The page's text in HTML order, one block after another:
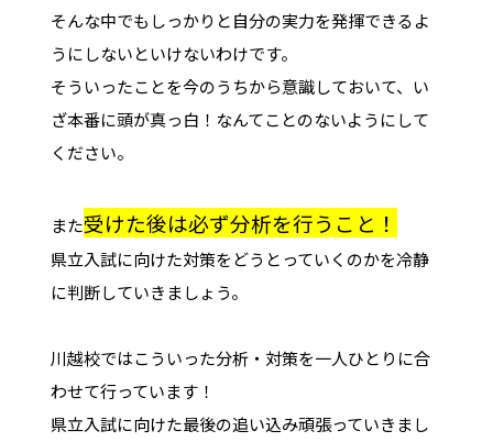
そんな中でもしっかりと自分の実力を発揮できるよ
うにしないといけないわけです。
そういったことを今のうちから意識しておいて、い
ざ本番に頭が真っ白！なんてことのないようにして
ください。
また受けた後は必ず分析を行うこと！
県立入試に向けた対策をどうとっていくのかを冷静
に判断していきましょう。
川越校ではこういった分析・対策を一人ひとりに合
わせて行っています！
県立入試に向けた最後の追い込み頑張っていきまし